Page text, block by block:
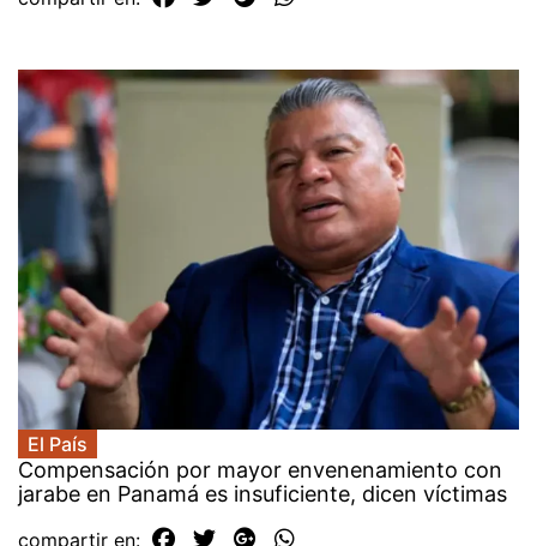
El País
Compensación por mayor envenenamiento con
jarabe en Panamá es insuficiente, dicen víctimas
compartir en: